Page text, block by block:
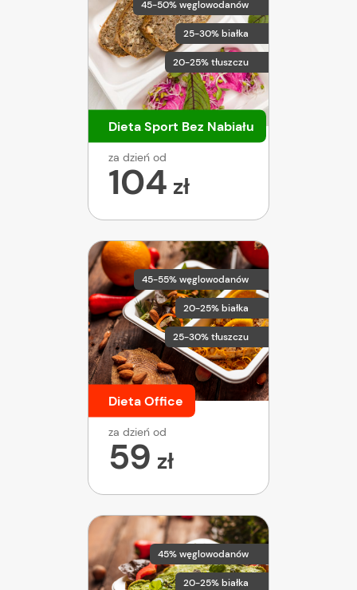
45-50% węglowodanów
25-30% białka
20-25% tłuszczu
Dieta Sport Bez Nabiału
za dzień od
104 zł
45-55% węglowodanów
20-25% białka
25-30% tłuszczu
Dieta Office
za dzień od
59 zł
45% węglowodanów
20-25% białka